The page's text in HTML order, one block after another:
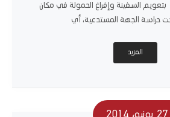
بتعويم السفينة وإفراغ الحمولة في مكان
حراسة الجهة المستدعية، أي
المزيد